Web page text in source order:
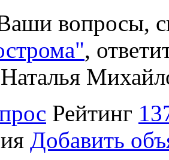
вопросы,
,
Рейтинг
Добавить